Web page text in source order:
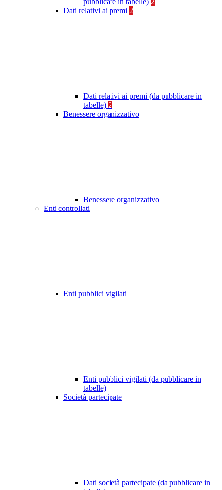
pubblicare in tabelle) 2
Dati relativi ai premi 2
Dati relativi ai premi (da pubblicare in
tabelle) 2
Benessere organizzativo
Benessere organizzativo
Enti controllati
Enti pubblici vigilati
Enti pubblici vigilati (da pubblicare in
tabelle)
Società partecipate
Dati società partecipate (da pubblicare in